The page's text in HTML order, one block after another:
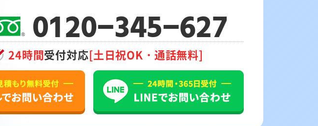
0120-345-627
24時間受付対応[土日祝OK・通話無料]